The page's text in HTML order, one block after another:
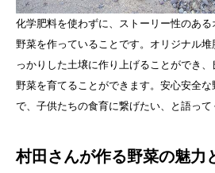
化学肥料を使わずに、ストーリー性のあ
野菜を作っていることです。オリジナル
っかりした土壌に作り上げることができ
野菜を育てることができます。安心安全
で、子供たちの食育に繋げたい、と語って
村田さんが作る野菜の魅力